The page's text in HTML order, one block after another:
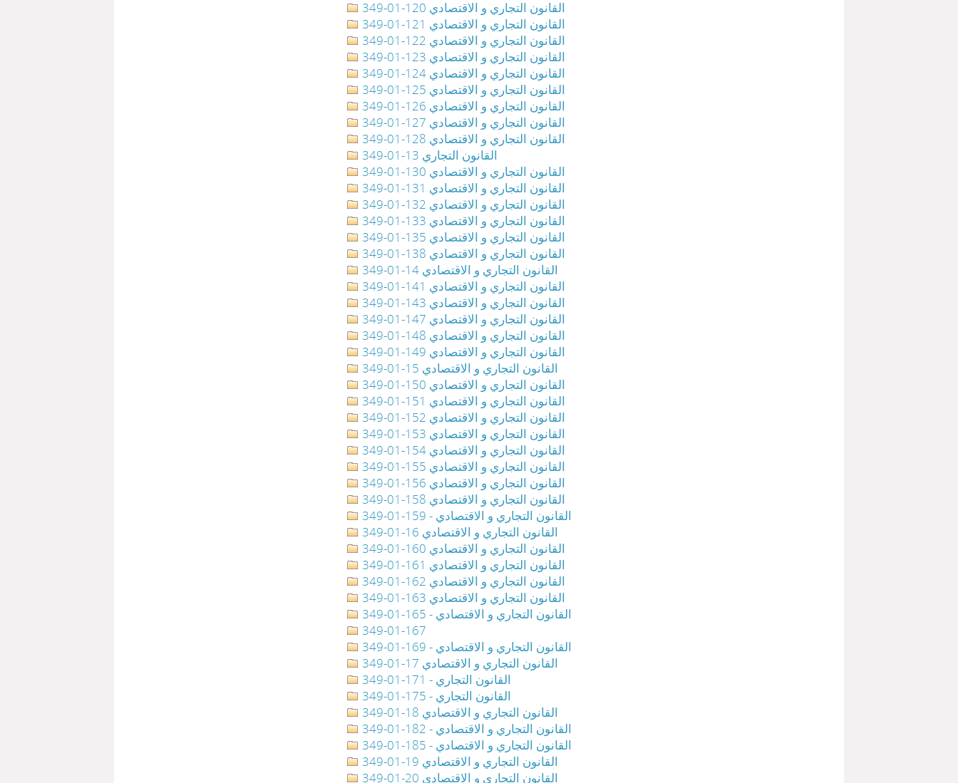
349-01-120 القانون التجاري و الاقتصادي
349-01-121 القانون التجاري و الاقتصادي
349-01-122 القانون التجاري و الاقتصادي
349-01-123 القانون التجاري و الاقتصادي
349-01-124 القانون التجاري و الاقتصادي
349-01-125 القانون التجاري و الاقتصادي
349-01-126 القانون التجاري و الاقتصادي
349-01-127 القانون التجاري و الاقتصادي
349-01-128 القانون التجاري و الاقتصادي
349-01-13 القانون التجاري
349-01-130 القانون التجاري و الاقتصادي
349-01-131 القانون التجاري و الاقتصادي
349-01-132 القانون التجاري و الاقتصادي
349-01-133 القانون التجاري و الاقتصادي
349-01-135 القانون التجاري و الاقتصادي
349-01-138 القانون التجاري و الاقتصادي
349-01-14 القانون التجاري و الاقتصادي
349-01-141 القانون التجاري و الاقتصادي
349-01-143 القانون التجاري و الاقتصادي
349-01-147 القانون التجاري و الاقتصادي
349-01-148 القانون التجاري و الاقتصادي
349-01-149 القانون التجاري و الاقتصادي
349-01-15 القانون التجاري و الاقتصادي
349-01-150 القانون التجاري و الاقتصادي
349-01-151 القانون التجاري و الاقتصادي
349-01-152 القانون التجاري و الاقتصادي
349-01-153 القانون التجاري و الاقتصادي
349-01-154 القانون التجاري و الاقتصادي
349-01-155 القانون التجاري و الاقتصادي
349-01-156 القانون التجاري و الاقتصادي
349-01-158 القانون التجاري و الاقتصادي
349-01-159 - القانون التجاري و الاقتصادي
349-01-16 القانون التجاري و الاقتصادي
349-01-160 القانون التجاري و الاقتصادي
349-01-161 القانون التجاري و الاقتصادي
349-01-162 القانون التجاري و الاقتصادي
349-01-163 القانون التجاري و الاقتصادي
349-01-165 - القانون التجاري و الاقتصادي
349-01-167
349-01-169 - القانون التجاري و الاقتصادي
349-01-17 القانون التجاري و الاقتصادي
349-01-171 - القانون التجاري
349-01-175 - القانون التجاري
349-01-18 القانون التجاري و الاقتصادي
349-01-182 - القانون التجاري و الاقتصادي
349-01-185 - القانون التجاري و الاقتصادي
349-01-19 القانون التجاري و الاقتصادي
349-01-20 القانون التجاري و الاقتصادي